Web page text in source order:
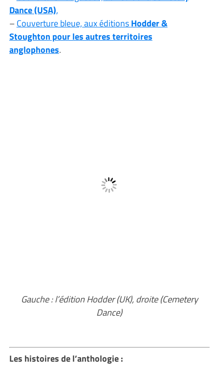
Dance (USA),
–Couverture bleue, aux éditionsHodder &
Stoughton pour les autres territoires
anglophones.
Gauche : l’édition Hodder (UK), droite (Cemetery
Dance)
Les histoires de l’anthologie :